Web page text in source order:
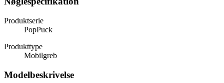
Produktserie
PopPuck
Produkttype
Mobilgreb
Modelbeskrivelse